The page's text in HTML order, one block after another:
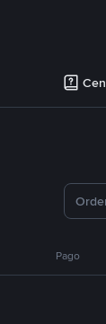
Pago